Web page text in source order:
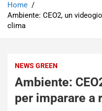
Home
Ambiente: CEO2, un
clima
NEWS GREEN
Ambiente:
per imparare a